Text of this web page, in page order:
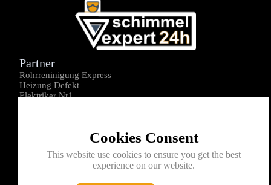
Cookies Consent
This website use cookies to ensure you get the best
experience on our website.
Partner
Rohrreninigung Express
Heizung Defekt
Elektriker Nr1
Kontakt